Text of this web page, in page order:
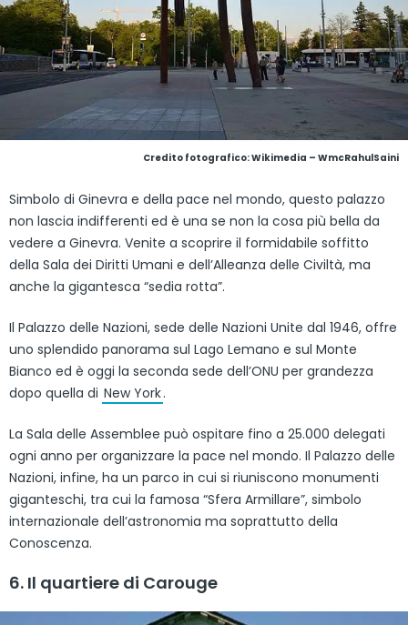
Credito fotografico:Wikimedia – WmcRahulSaini
Simbolo di Ginevra e della pace nel mondo, questo palazzo
non lascia indifferenti ed è una se non la cosa più bella da
vedere a Ginevra. Venite a scoprire il formidabile soffitto
della Sala dei Diritti Umani e dell’Alleanza delle Civiltà, ma
anche la gigantesca “sedia rotta”.
Il Palazzo delle Nazioni, sede delle Nazioni Unite dal 1946, offre
uno splendido panorama sul Lago Lemano e sul Monte
Bianco ed è oggi la seconda sede dell’ONU per grandezza
dopo quella di New York.
La Sala delle Assemblee può ospitare fino a 25.000 delegati
ogni anno per organizzare la pace nel mondo. Il Palazzo delle
Nazioni, infine, ha un parco in cui si riuniscono monumenti
giganteschi, tra cui la famosa “Sfera Armillare”, simbolo
internazionale dell’astronomia ma soprattutto della
Conoscenza.
6. Il quartiere di Carouge